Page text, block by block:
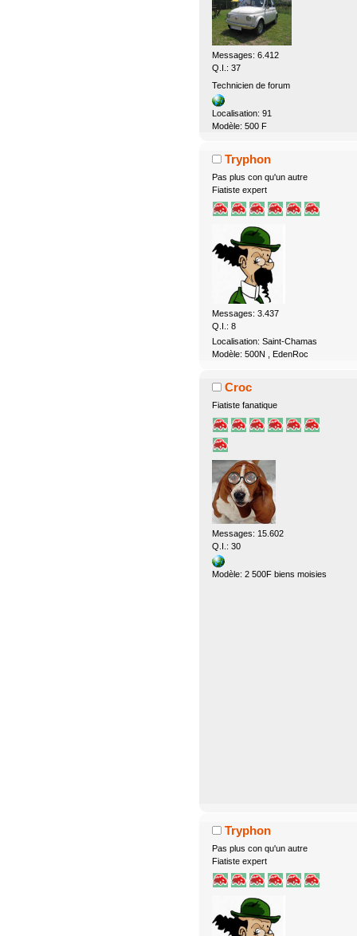
Messages: 6.412
Q.I.: 37
Technicien de forum
Localisation: 91
Modèle: 500 F
Tryphon
Pas plus con qu'un autre
Fiatiste expert
Messages: 3.437
Q.I.: 8
Localisation: Saint-Chamas
Modèle: 500N , EdenRoc
Croc
Fiatiste fanatique
Messages: 15.602
Q.I.: 30
Modèle: 2 500F biens moisies
Tryphon
Pas plus con qu'un autre
Fiatiste expert